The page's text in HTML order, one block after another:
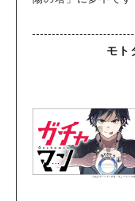
モト